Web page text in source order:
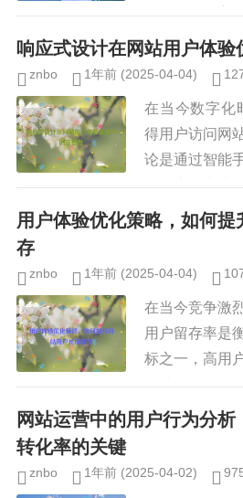
工作原理及主
滚动热图和注
响应式设计在网站用户体验
znbo 1年前 (2025-04-04)
在当今数字化
得用户访问网
论是通过智能
统的桌面电脑
畅、一致的浏
用户体验优化策略，如何提
存
znbo 1年前 (2025-04-04)
在当今竞争激
用户留存率是
标之一，高用
网站的价值认
率和品牌忠诚
网站运营中的用户行为分
转化率的关键
znbo 1年前 (2025-04-02)